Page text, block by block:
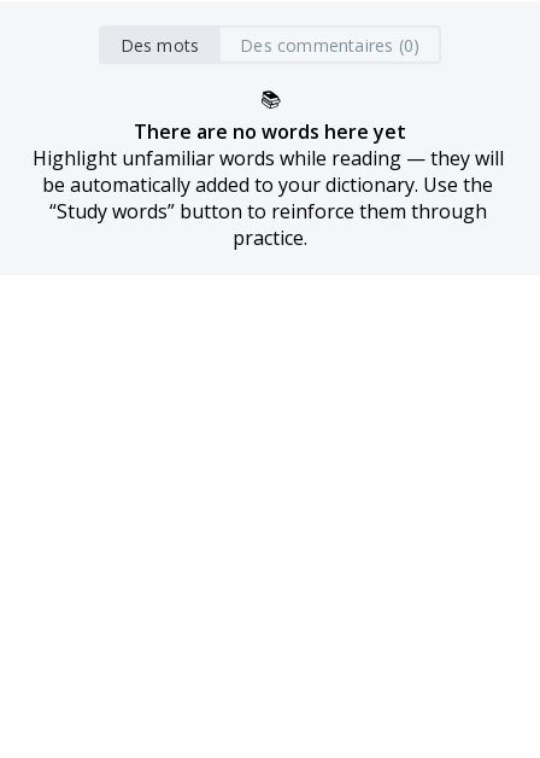
Des mots Des commentaires (0)
📚
There are no words here yet
Highlight unfamiliar words while reading — they will
be automatically added to your dictionary. Use the
“Study words” button to reinforce them through
practice.